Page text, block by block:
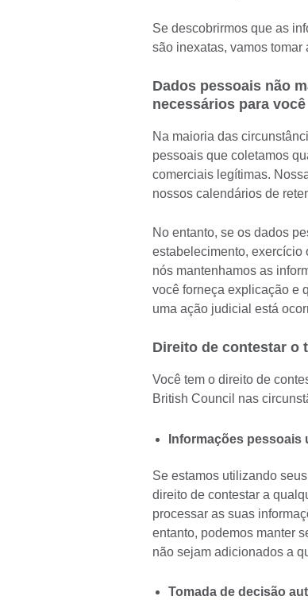
Se descobrirmos que as
são inexatas, vamos
Dados pessoais não
necessários para
Na maioria das
pessoais que coletamos
comerciais legítimas.
nossos calendários de
No entanto, se os dados
estabelecimento, exercício
nós mantenhamos as
você forneça explicação e
uma ação judicial está
Direito de contestar o
Você tem o direito de
British Council nas
Informações
Se estamos utilizando
direito de contestar a
processar as suas
entanto, podemos manter
não sejam adicionados a
Tomada de decisão